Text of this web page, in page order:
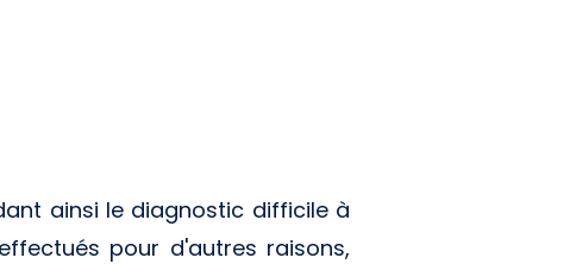
ainsi le diagnostic difficile à
pour d'autres raisons,